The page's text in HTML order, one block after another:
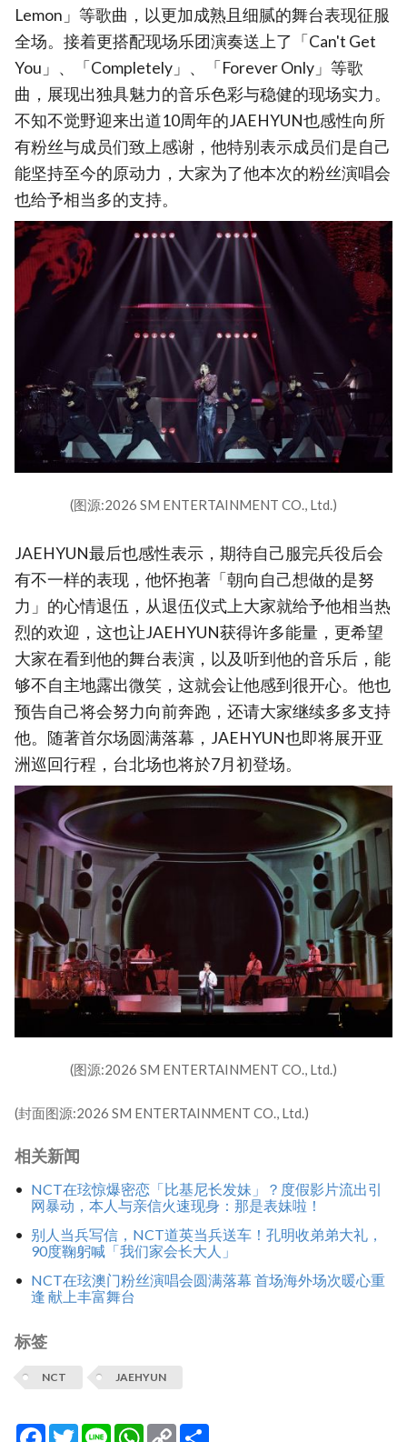
Lemon」等歌曲，以更加成熟且细腻的舞台表现征服
全场。接着更搭配现场乐团演奏送上了「Can't Get
You」、「Completely」、「Forever Only」等歌
曲，展现出独具魅力的音乐色彩与稳健的现场实力。
不知不觉野迎来出道10周年的JAEHYUN也感性向所
有粉丝与成员们致上感谢，他特别表示成员们是自己
能坚持至今的原动力，大家为了他本次的粉丝演唱会
也给予相当多的支持。
(图源:2026 SM ENTERTAINMENT CO., Ltd.)
JAEHYUN最后也感性表示，期待自己服完兵役后会
有不一样的表现，他怀抱著「朝向自己想做的是努
力」的心情退伍，从退伍仪式上大家就给予他相当热
烈的欢迎，这也让JAEHYUN获得许多能量，更希望
大家在看到他的舞台表演，以及听到他的音乐后，能
够不自主地露出微笑，这就会让他感到很开心。他也
预告自己将会努力向前奔跑，还请大家继续多多支持
他。随著首尔场圆满落幕，JAEHYUN也即将展开亚
洲巡回行程，台北场也将於7月初登场。
(图源:2026 SM ENTERTAINMENT CO., Ltd.)
(封面图源:2026 SM ENTERTAINMENT CO., Ltd.)
相关新闻
NCT在玹惊爆密恋「比基尼长发妹」？度假影片流出引
网暴动，本人与亲信火速现身：那是表妹啦！
别人当兵写信，NCT道英当兵送车！孔明收弟弟大礼，
90度鞠躬喊「我们家会长大人」
NCT在玹澳门粉丝演唱会圆满落幕 首场海外场次暖心重
逢 献上丰富舞台
标签
NCT JAEHYUN
Facebook
TwitterLine WhatsApp
Copy